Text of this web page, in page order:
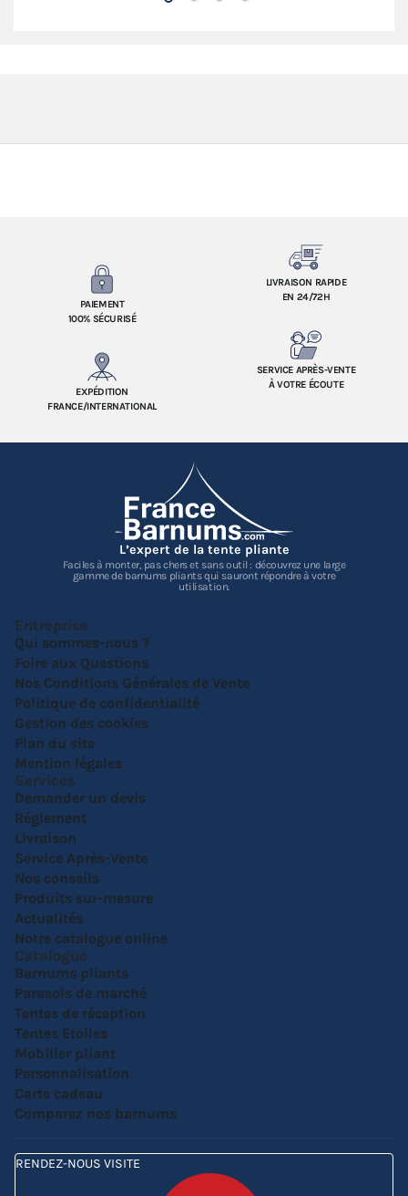
PAIEMENT
100% SÉCURISÉ
LIVRAISON RAPIDE
EN 24/72H
EXPÉDITION
FRANCE/INTERNATIONAL
SERVICE APRÈS-VENTE
À VOTRE ÉCOUTE
L’expert de la tente pliante
Faciles à monter, pas chers et sans outil : découvrez une large
gamme de barnums pliants qui sauront répondre à votre
utilisation.
Entreprise
Qui sommes-nous ?
Foire aux Questions
Nos Conditions Générales de Vente
Politique de confidentialité
Gestion des cookies
Plan du site
Mention légales
Services
Demander un devis
Réglement
Livraison
Service Après-Vente
Nos conseils
Produits sur-mesure
Actualités
Notre catalogue online
Catalogue
Barnums pliants
Parasols de marché
Tentes de réception
Tentes Etoiles
Mobilier pliant
Personnalisation
Carte cadeau
Comparez nos barnums
RENDEZ-NOUS VISITE